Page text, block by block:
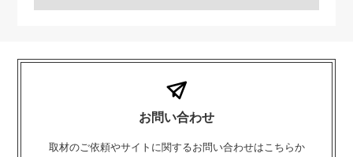
お問い合わせ
取材のご依頼やサイトに関するお問い合わせはこちらか